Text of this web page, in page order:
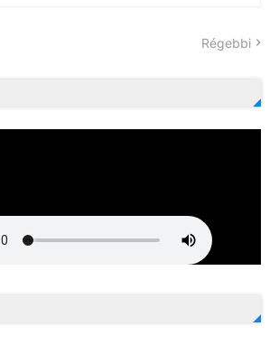
Régebbi